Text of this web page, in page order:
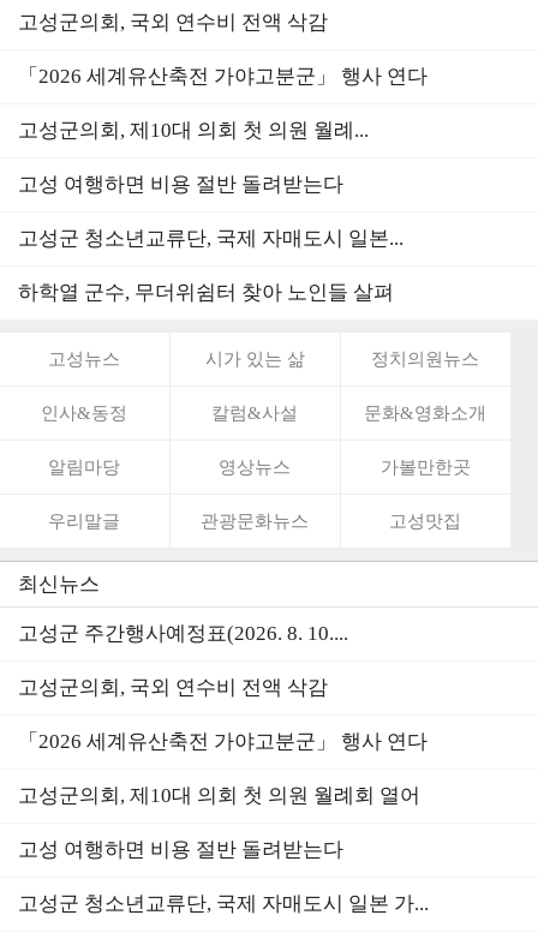
고성군의회, 국외 연수비 전액 삭감
「2026 세계유산축전 가야고분군」 행사 연다
고성군의회, 제10대 의회 첫 의원 월례...
고성 여행하면 비용 절반 돌려받는다
고성군 청소년교류단, 국제 자매도시 일본...
하학열 군수, 무더위쉼터 찾아 노인들 살펴
고성뉴스 시가 있는 삶 정치의원뉴스
인사&동정 칼럼&사설 문화&영화소개
알림마당 영상뉴스 가볼만한곳
우리말글 관광문화뉴스 고성맛집
최신뉴스
고성군 주간행사예정표(2026. 8. 10....
고성군의회, 국외 연수비 전액 삭감
「2026 세계유산축전 가야고분군」 행사 연다
고성군의회, 제10대 의회 첫 의원 월례회 열어
고성 여행하면 비용 절반 돌려받는다
고성군 청소년교류단, 국제 자매도시 일본 가...